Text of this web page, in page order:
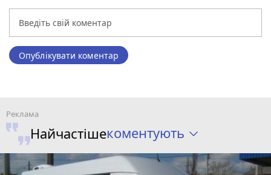
Опублікувати коментар
Найчастішекоментують